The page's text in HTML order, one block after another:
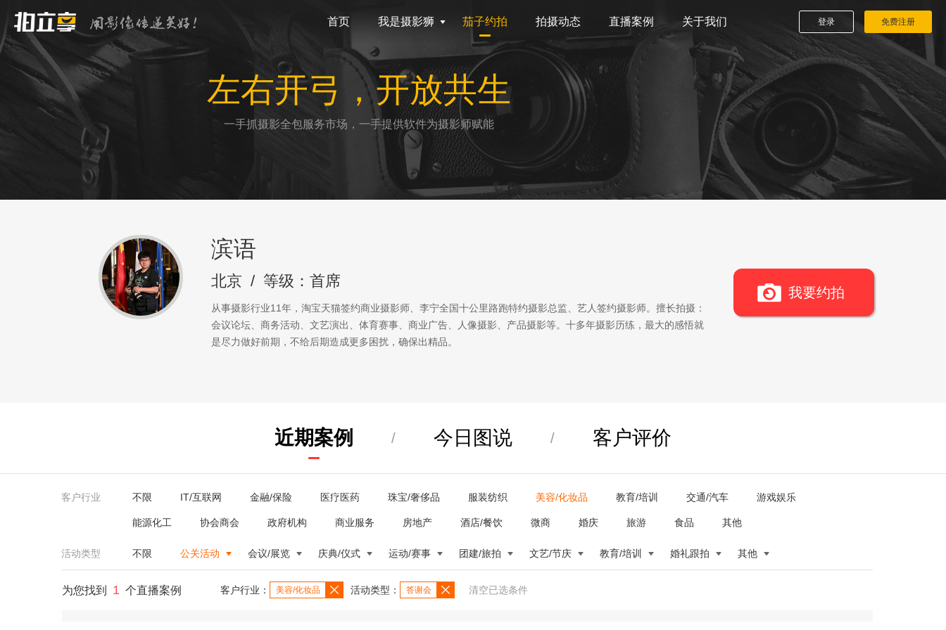
首页 我是摄影狮 茄子约拍 拍摄动态 直播案例 关于我们 登录 免费注册
左右开弓，开放共生
一手抓摄影全包服务市场，一手提供软件为摄影师赋能
滨语
北京 / 等级：首席
从事摄影行业11年，淘宝天猫签约商业摄影师、李宁全国十公里路跑特约摄影总监、艺人签约摄影师。擅长拍摄：
会议论坛、商务活动、文艺演出、体育赛事、商业广告、人像摄影、产品摄影等。十多年摄影历练，最大的感悟就
是尽力做好前期，不给后期造成更多困扰，确保出精品。
我要约拍
近期案例 / 今日图说 / 客户评价
客户行业 不限 IT/互联网 金融/保险 医疗医药 珠宝/奢侈品 服装纺织 美容/化妆品 教育/培训 交通/汽车 游戏娱乐
能源化工 协会商会 政府机构 商业服务 房地产 酒店/餐饮 微商 婚庆 旅游 食品 其他
活动类型 不限 公关活动 会议/展览 庆典/仪式 运动/赛事 团建/旅拍 文艺/节庆 教育/培训 婚礼跟拍 其他
为您找到 1 个直播案例 客户行业： 美容/化妆品 活动类型： 答谢会 清空已选条件